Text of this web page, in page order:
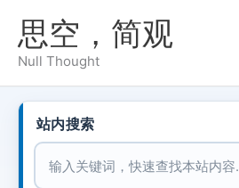
思空，简观
Null Thought
站内搜索
站内搜索